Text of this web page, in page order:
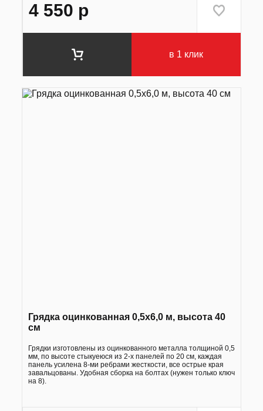
4 550 р
в 1 клик
Грядка оцинкованная 0,5х6,0 м, высота 40
см
Грядки изготовлены из оцинкованного металла толщиной 0,5
мм, по высоте стыкуеюся из 2-х панелей по 20 см, каждая
панель усилена 8-ми ребрами жесткости, все острые края
завальцованы. Удобная сборка на болтах (нужен только ключ
на 8).